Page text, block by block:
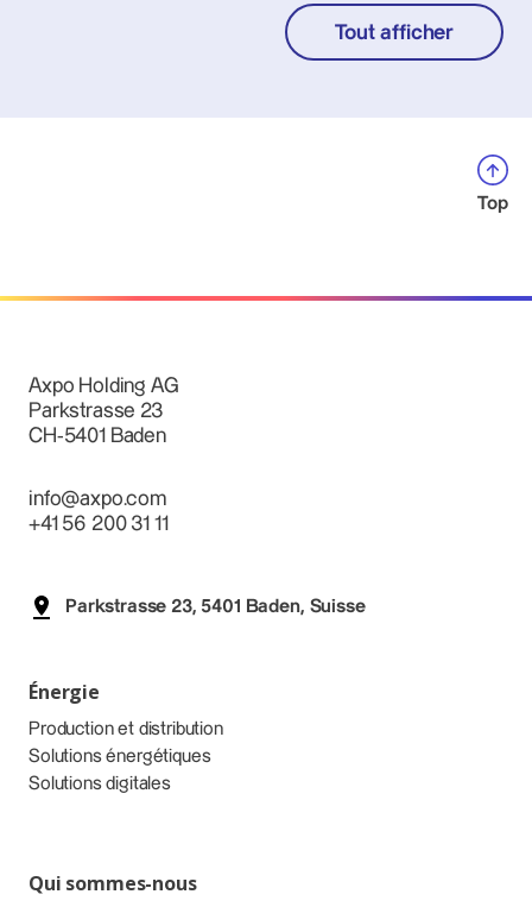
Tout afficher
Top
Axpo Holding AG
Parkstrasse 23
CH-5401 Baden
info@axpo.com
+41 56 200 31 11
Parkstrasse 23, 5401 Baden, Suisse
Énergie
Production et distribution
Solutions énergétiques
Solutions digitales
Qui sommes-nous